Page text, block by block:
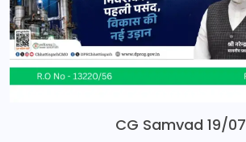
CG Samvad 19/07